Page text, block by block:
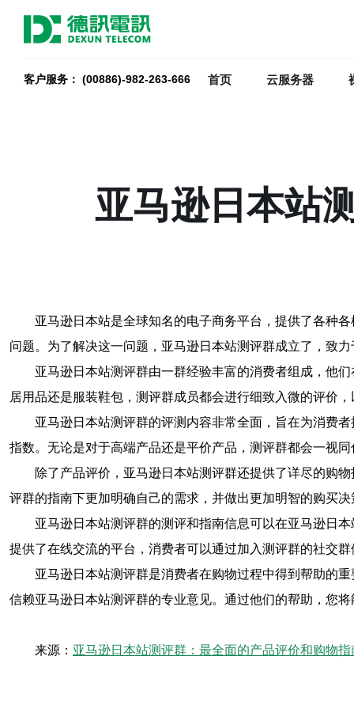
客户服务： (00886)-982-263-666 首页 云服务器
亚马逊日本站
亚马逊日本站是全球知名的电子商务平台，提供了各种
问题。为了解决这一问题，亚马逊日本站测评群成立了，致
亚马逊日本站测评群由一群经验丰富的消费者组成，他
居用品还是服装鞋包，测评群成员都会进行细致入微的评价
亚马逊日本站测评群的评测内容非常全面，旨在为消费
指数。无论是对于高端产品还是平价产品，测评群都会一视
除了产品评价，亚马逊日本站测评群还提供了详尽的购
评群的指南下更加明确自己的需求，并做出更加明智的购买决
亚马逊日本站测评群的测评和指南信息可以在亚马逊日
提供了在线交流的平台，消费者可以通过加入测评群的社交
亚马逊日本站测评群是消费者在购物过程中得到帮助的
信赖亚马逊日本站测评群的专业意见。通过他们的帮助，您
来源： 亚马逊日本站测评群：最全面的产品评价和购物指